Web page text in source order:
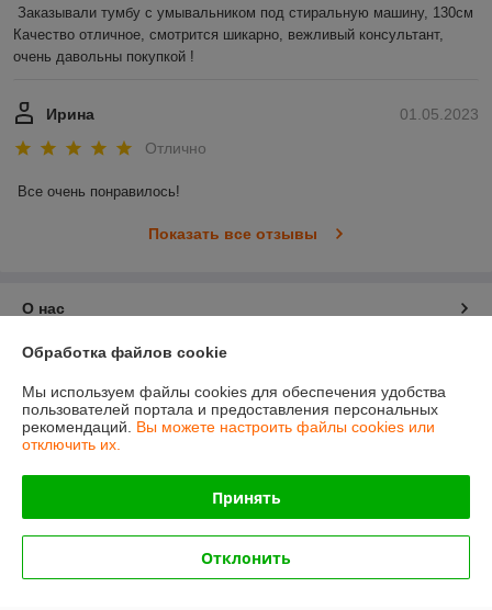
Заказывали тумбу с умывальником под стиральную машину, 130см
Качество отличное, смотрится шикарно, вежливый консультант,
очень давольны покупкой !
01.05.2023
Ирина
Отлично
Все очень понравилось!
Показать все отзывы
О нас
Контакты
Доставка и оплата
Полная версия сайта
Политика обработки cookies
Обработка файлов cookie
Мы используем файлы cookies для обеспечения удобства
пользователей портала и предоставления персональных
рекомендаций. Вы можете настроить файлы cookies или
отключить их.
Принять
Отклонить